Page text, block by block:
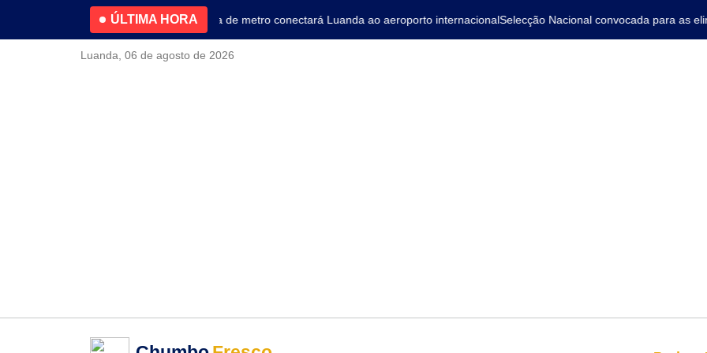
ÚLTIMA HORA
4.2% no primeiro trimestreNova linha de metro conectará Luanda ao aeroporto internacionalSelecção Nacional convocada para as
Luanda, 06 de agosto de 2026